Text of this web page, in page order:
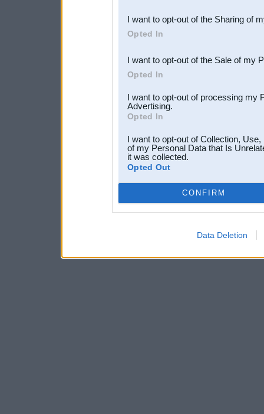
Downstream Participants
third parties.
I want to opt-out of the Sharing of
Opted In
I want to opt-out of the Sale of my
Opted In
I want to opt-out of processing my
Advertising.
Opted In
I want to opt-out of Collection,
of my Personal Data that Is
it was collected.
Opted Out
CONFIRM
Data Deletion